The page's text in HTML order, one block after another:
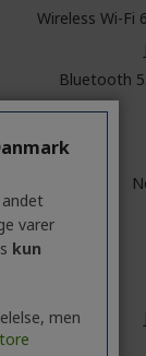
Wireless Wi-Fi
Bluetooth
varer
kun
men